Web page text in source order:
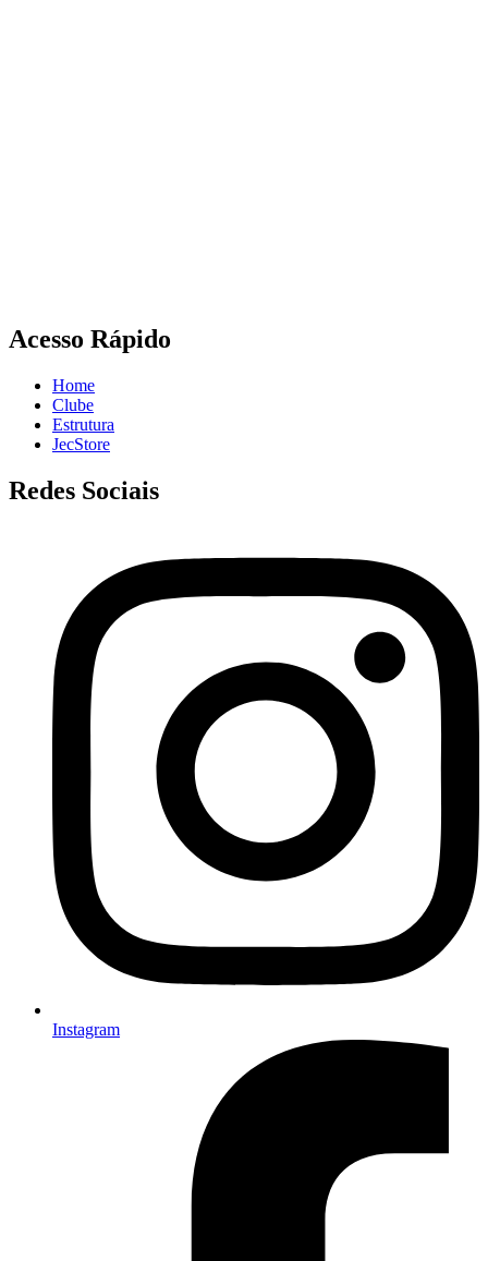
Acesso Rápido
Home
Clube
Estrutura
JecStore
Redes Sociais
Instagram